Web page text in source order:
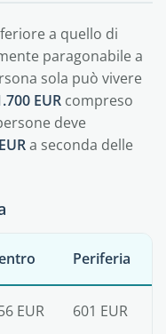
a quello di
paragonabile a
sola può vivere
EUR compreso
deve
a seconda delle
Periferia
EUR 601 EUR